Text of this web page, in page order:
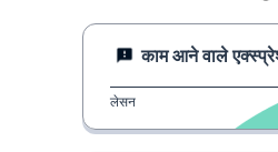
काम आने वाले
लेसन